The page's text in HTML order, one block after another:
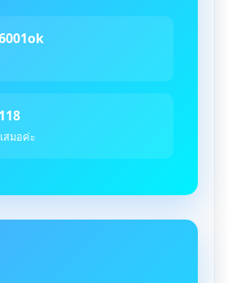
สมอค่ะ